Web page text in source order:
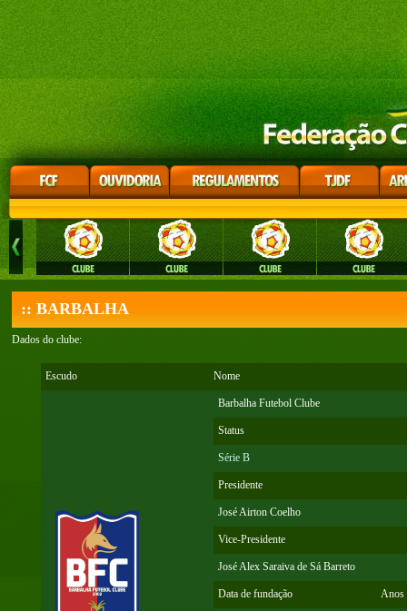
:: BARBALHA
Dados do clube:
Escudo Nome
Barbalha Futebol Clube
Status
Série B
Presidente
José Airton Coelho
Vice-Presidente
José Alex Saraiva de Sá Barreto
Data de fundação Anos